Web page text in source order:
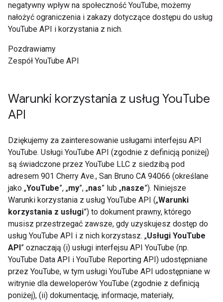
negatywny wpływ na społeczność YouTube, możemy
nałożyć ograniczenia i zakazy dotyczące dostępu do usług
YouTube API i korzystania z nich.
Pozdrawiamy
Zespół YouTube API
Warunki korzystania z usług YouTube
API
Dziękujemy za zainteresowanie usługami interfejsu API
YouTube. Usługi YouTube API (zgodnie z definicją poniżej)
są świadczone przez YouTube LLC z siedzibą pod
adresem 901 Cherry Ave., San Bruno CA 94066 (określane
jako „YouTube”, „my”, „nas” lub „nasze”). Niniejsze
Warunki korzystania z usług YouTube API („Warunki
korzystania z usługi”) to dokument prawny, którego
musisz przestrzegać zawsze, gdy uzyskujesz dostęp do
usług YouTube API i z nich korzystasz. „Usługi YouTube
API” oznaczają (i) usługi interfejsu API YouTube (np.
YouTube Data API i YouTube Reporting API) udostępniane
przez YouTube, w tym usługi YouTube API udostępniane w
witrynie dla deweloperów YouTube (zgodnie z definicją
poniżej), (ii) dokumentację, informacje, materiały,